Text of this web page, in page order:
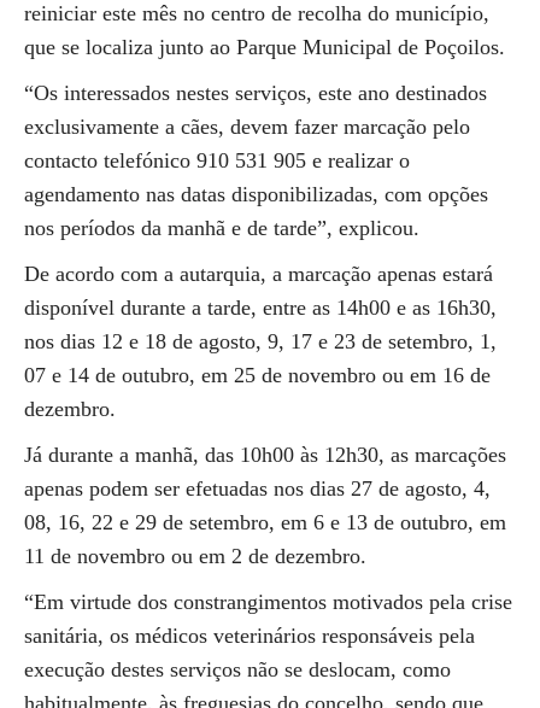
reiniciar este mês no centro de recolha do município,
que se localiza junto ao Parque Municipal de Poçoilos.
“Os interessados nestes serviços, este ano destinados
exclusivamente a cães, devem fazer marcação pelo
contacto telefónico 910 531 905 e realizar o
agendamento nas datas disponibilizadas, com opções
nos períodos da manhã e de tarde”, explicou.
De acordo com a autarquia, a marcação apenas estará
disponível durante a tarde, entre as 14h00 e as 16h30,
nos dias 12 e 18 de agosto, 9, 17 e 23 de setembro, 1,
07 e 14 de outubro, em 25 de novembro ou em 16 de
dezembro.
Já durante a manhã, das 10h00 às 12h30, as marcações
apenas podem ser efetuadas nos dias 27 de agosto, 4,
08, 16, 22 e 29 de setembro, em 6 e 13 de outubro, em
11 de novembro ou em 2 de dezembro.
“Em virtude dos constrangimentos motivados pela crise
sanitária, os médicos veterinários responsáveis pela
execução destes serviços não se deslocam, como
habitualmente, às freguesias do concelho, sendo que